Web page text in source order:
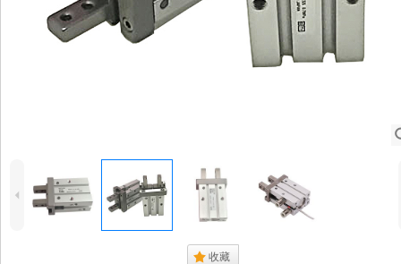
4
. 收藏